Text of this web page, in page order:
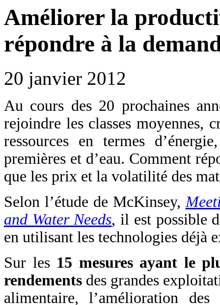
Améliorer la
répondre à la
20 janvier 2012
Au cours des 20 prochaines
rejoindre les classes moyennes,
ressources en termes
premières et d’eau. Comment
que les prix et la volatilité des
Selon l’étude de McKinsey,
and Water Needs, il est possible
en utilisant les technologies déjà
Sur les 15 mesures ayant le
rendements des grandes
alimentaire, l’amélioration